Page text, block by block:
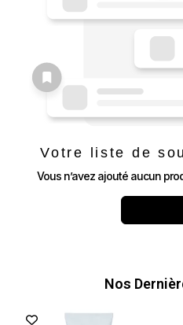
Votre liste de
Vous n’avez ajouté aucun
Nos